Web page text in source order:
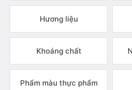
Hương liệu
Khoáng chất
Phẩm màu thực phẩm